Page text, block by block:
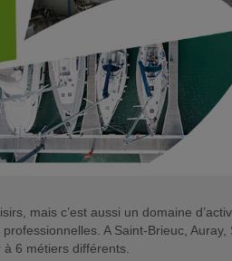
mais c’est aussi un domaine
A Saint-Brieuc,
à 6 métiers différents.